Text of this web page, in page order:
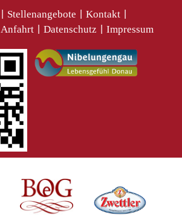
Stellenangebote Kontakt
Anfahrt Datenschutz Impressum